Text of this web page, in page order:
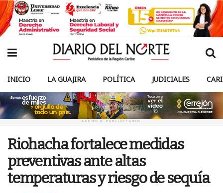
INICIO LA GUAJIRA POLÍTICA JUDICIALES
ANUNCIO PUBLICITARIO
Riohacha fortalece medidas
preventivas ante altas
temperaturas y riesgo de sequía